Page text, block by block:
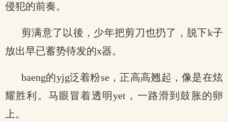
侵犯的前奏。
剪满意了以後，少年把剪刀也扔了，脱下k子
放出早已蓄势待发的x器。
baeng的yjg泛着粉se，正高高翘起，像是在炫
耀胜利。马眼冒着透明yet，一路滑到鼓胀的卵
上。